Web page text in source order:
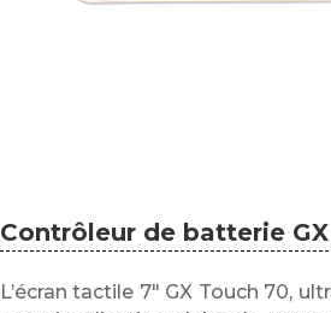
Contrôleur de batterie
L’écran tactile 7″ GX Touch 70,